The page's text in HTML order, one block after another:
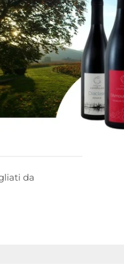
da